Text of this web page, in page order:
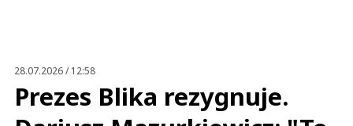
28.07.2026 / 12:58
Prezes Blika rezygnuje.